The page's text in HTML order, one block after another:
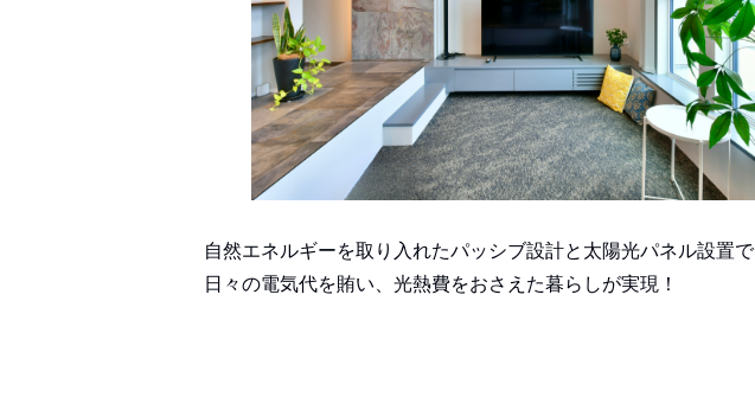
自然エネルギーを取り入れたパッシブ設計と太陽光パネル設置で
日々の電気代を賄い、光熱費をおさえた暮らしが実現！